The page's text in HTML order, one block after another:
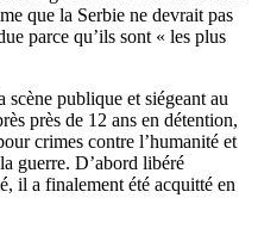
que la Serbie ne devrait pas
parce qu’ils sont « les plus
publique et siégeant au
près de 12 ans en détention,
crimes contre l’humanité et
guerre. D’abord libéré
il a finalement été acquitté en